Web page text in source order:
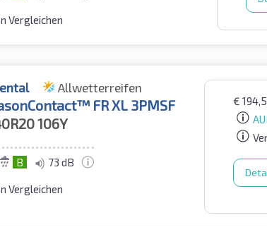
Vergleichen
Allwetterreifen
FR XL 3PMSF
106Y
B 73 dB
Vergleichen
€